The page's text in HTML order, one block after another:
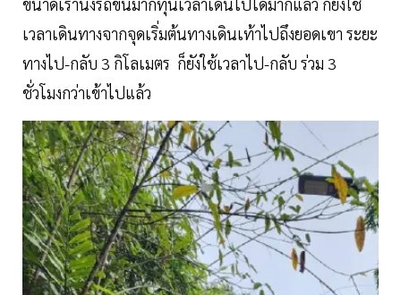
เวลาเดินทางจากจุดเริ่มต้นทางเดินเท้าไปถึงยอดเขา ระยะ
ทางไป-กลับ 3 กิโลเมตร ก็ยังใช้เวลาไป-กลับ ร่วม 3
ชั่วโมงกว่าเข้าไปแล้ว